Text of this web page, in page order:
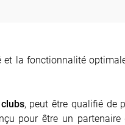
la fonctionnalité
, peut être qualifié de
pour être un